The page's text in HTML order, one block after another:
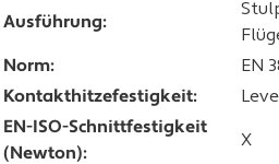
Ausführung:
Norm:
EN
Kontakthitzefestigkeit:
Level
EN-ISO-Schnittfestigkeit
(Newton):
X